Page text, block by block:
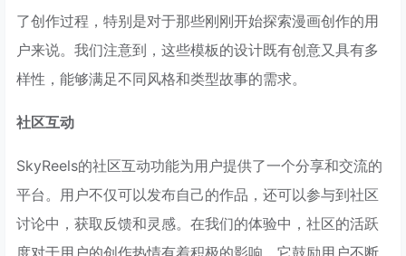
了创作过程，特别是对于那些刚刚开始探索漫画创作的用
户来说。我们注意到，这些模板的设计既有创意又具有多
样性，能够满足不同风格和类型故事的需求。
社区互动
SkyReels的社区互动功能为用户提供了一个分享和交流的
平台。用户不仅可以发布自己的作品，还可以参与到社区
讨论中，获取反馈和灵感。在我们的体验中，社区的活跃
度对于用户的创作热情有着积极的影响，它鼓励用户不断